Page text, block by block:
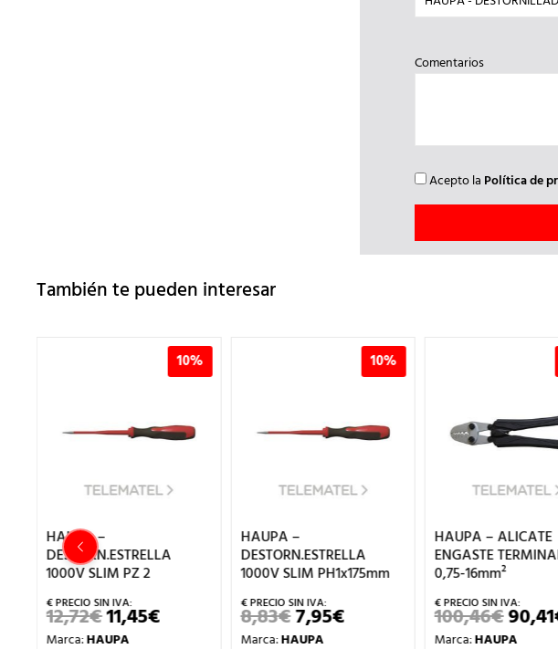
Comentarios
Acepto la Política de
También te pueden interesar
10%
HAUPA –
DESTORN.ESTRELLA
1000V SLIM PZ 2
12,72€EL
PRECIO
11,45€EL
PRECIO
Marca:HAUPA
10%
HAUPA –
DESTORN.ESTRELLA
1000V SLIM PH1x175mm
8,83€EL
PRECIO
7,95€EL
PRECIO
Marca:HAUPA
HAUPA – ALICATE
ENGASTE
0,75-16mm²
100,46€EL
90,41
Marca:HAUPA